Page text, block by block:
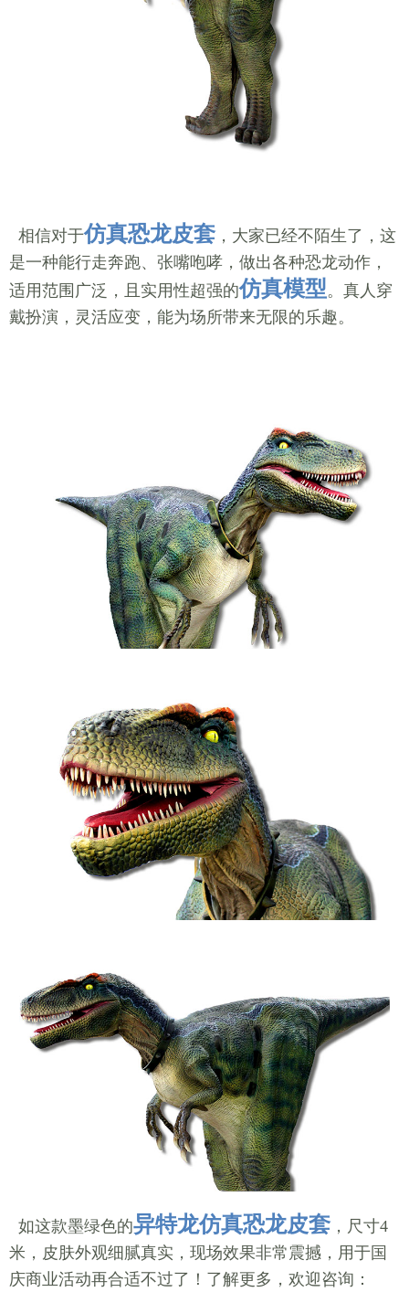
相信对于仿真恐龙皮套，大家已经不陌生了，这
是一种能行走奔跑、张嘴咆哮，做出各种恐龙动作，
适用范围广泛，且实用性超强的仿真模型。真人穿
戴扮演，灵活应变，能为场所带来无限的乐趣。
如这款墨绿色的异特龙仿真恐龙皮套，尺寸4
米，皮肤外观细腻真实，现场效果非常震撼，用于国
庆商业活动再合适不过了！了解更多，欢迎咨询：